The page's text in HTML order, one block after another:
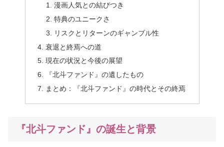
漫画人気との結びつき
特典のユニークさ
リスクとリターンのギャンブル性
衰退と終焉への道
現在の状況と今後の展望
『北斗ファンド』の遺したもの
まとめ：『北斗ファンド』の時代とその終焉
『北斗ファンド』の誕生と背景